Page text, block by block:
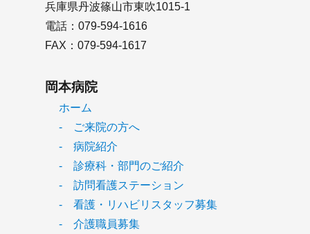
兵庫県丹波篠山市東吹1015-1
電話：079-594-1616
FAX：079-594-1617
岡本病院
ホーム
- ご来院の方へ
- 病院紹介
- 診療科・部門のご紹介
- 訪問看護ステーション
- 看護・リハビリスタッフ募集
- 介護職員募集